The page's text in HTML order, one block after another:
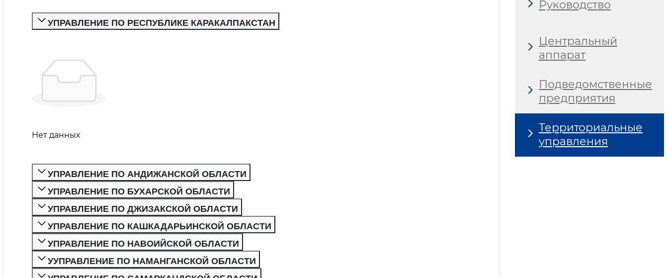
УПРАВЛЕНИЕ ПО РЕСПУБЛИКЕ КАРАКАЛПАКСТАН
Нет данных
УПРАВЛЕНИЕ ПО АНДИЖАНСКОЙ ОБЛАСТИ
УПРАВЛЕНИЕ ПО БУХАРСКОЙ ОБЛАСТИ
УПРАВЛЕНИЕ ПО ДЖИЗАКСКОЙ ОБЛАСТИ
УПРАВЛЕНИЕ ПО КАШКАДАРЬИНСКОЙ ОБЛАСТИ
УПРАВЛЕНИЕ ПО НАВОИЙСКОЙ ОБЛАСТИ
УУПРАВЛЕНИЕ ПО НАМАНГАНСКОЙ ОБЛАСТИ
Руководство
Центральный
аппарат
Подведомственные
предприятия
Территориальные
управления